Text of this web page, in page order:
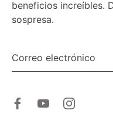
beneficios increíbles.
sospresa.